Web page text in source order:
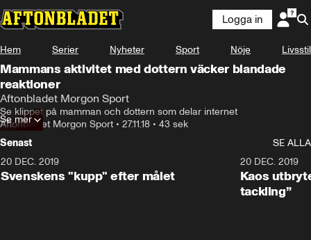
Logga in
Hem Serier Nyheter Sport Nöje Livsstil
Mammans aktivitet med dottern väcker blandade
reaktioner
Aftonbladet Morgon Sport
Se klippet på mamman och dottern som delar internet
Aftonbladet Morgon Sport • 27.11.18 • 43 sek
Se mer
Senast
SE ALLA
20 DEC. 2019
Svenskens "kupp" efter målet
20 DEC. 2019
Kaos
tackling”